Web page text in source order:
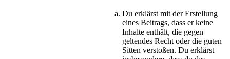
Du erklärst mit der Erstellung
eines Beitrags, dass er keine
Inhalte enthält, die gegen
geltendes Recht oder die guten
Sitten verstoßen. Du erklärst